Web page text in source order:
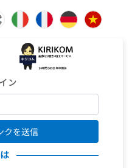
ン
クを送信